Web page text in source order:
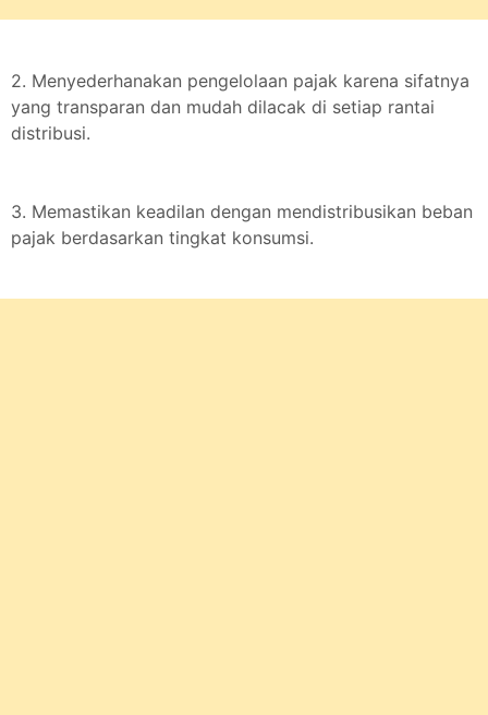
2. Menyederhanakan pengelolaan pajak karena sifatnya
yang transparan dan mudah dilacak di setiap rantai
distribusi.
3. Memastikan keadilan dengan mendistribusikan beban
pajak berdasarkan tingkat konsumsi.